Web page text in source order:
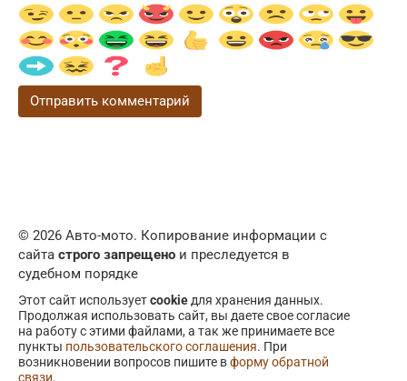
© 2026 Авто-мото. Копирование информации с
сайта строго запрещено и преследуется в
судебном порядке
Этот сайт используетcookie для хранения данных.
Продолжая использовать сайт, вы даете свое согласие
на работу с этими файлами, а так же принимаете все
пункты пользовательского соглашения. При
возникновении вопросов пишите вформу обратной
связи.